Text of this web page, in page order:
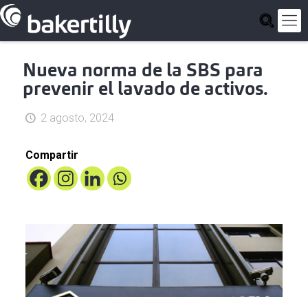
Nueva norma de la SBS para
prevenir el lavado de activos.
2 agosto, 2024
Compartir